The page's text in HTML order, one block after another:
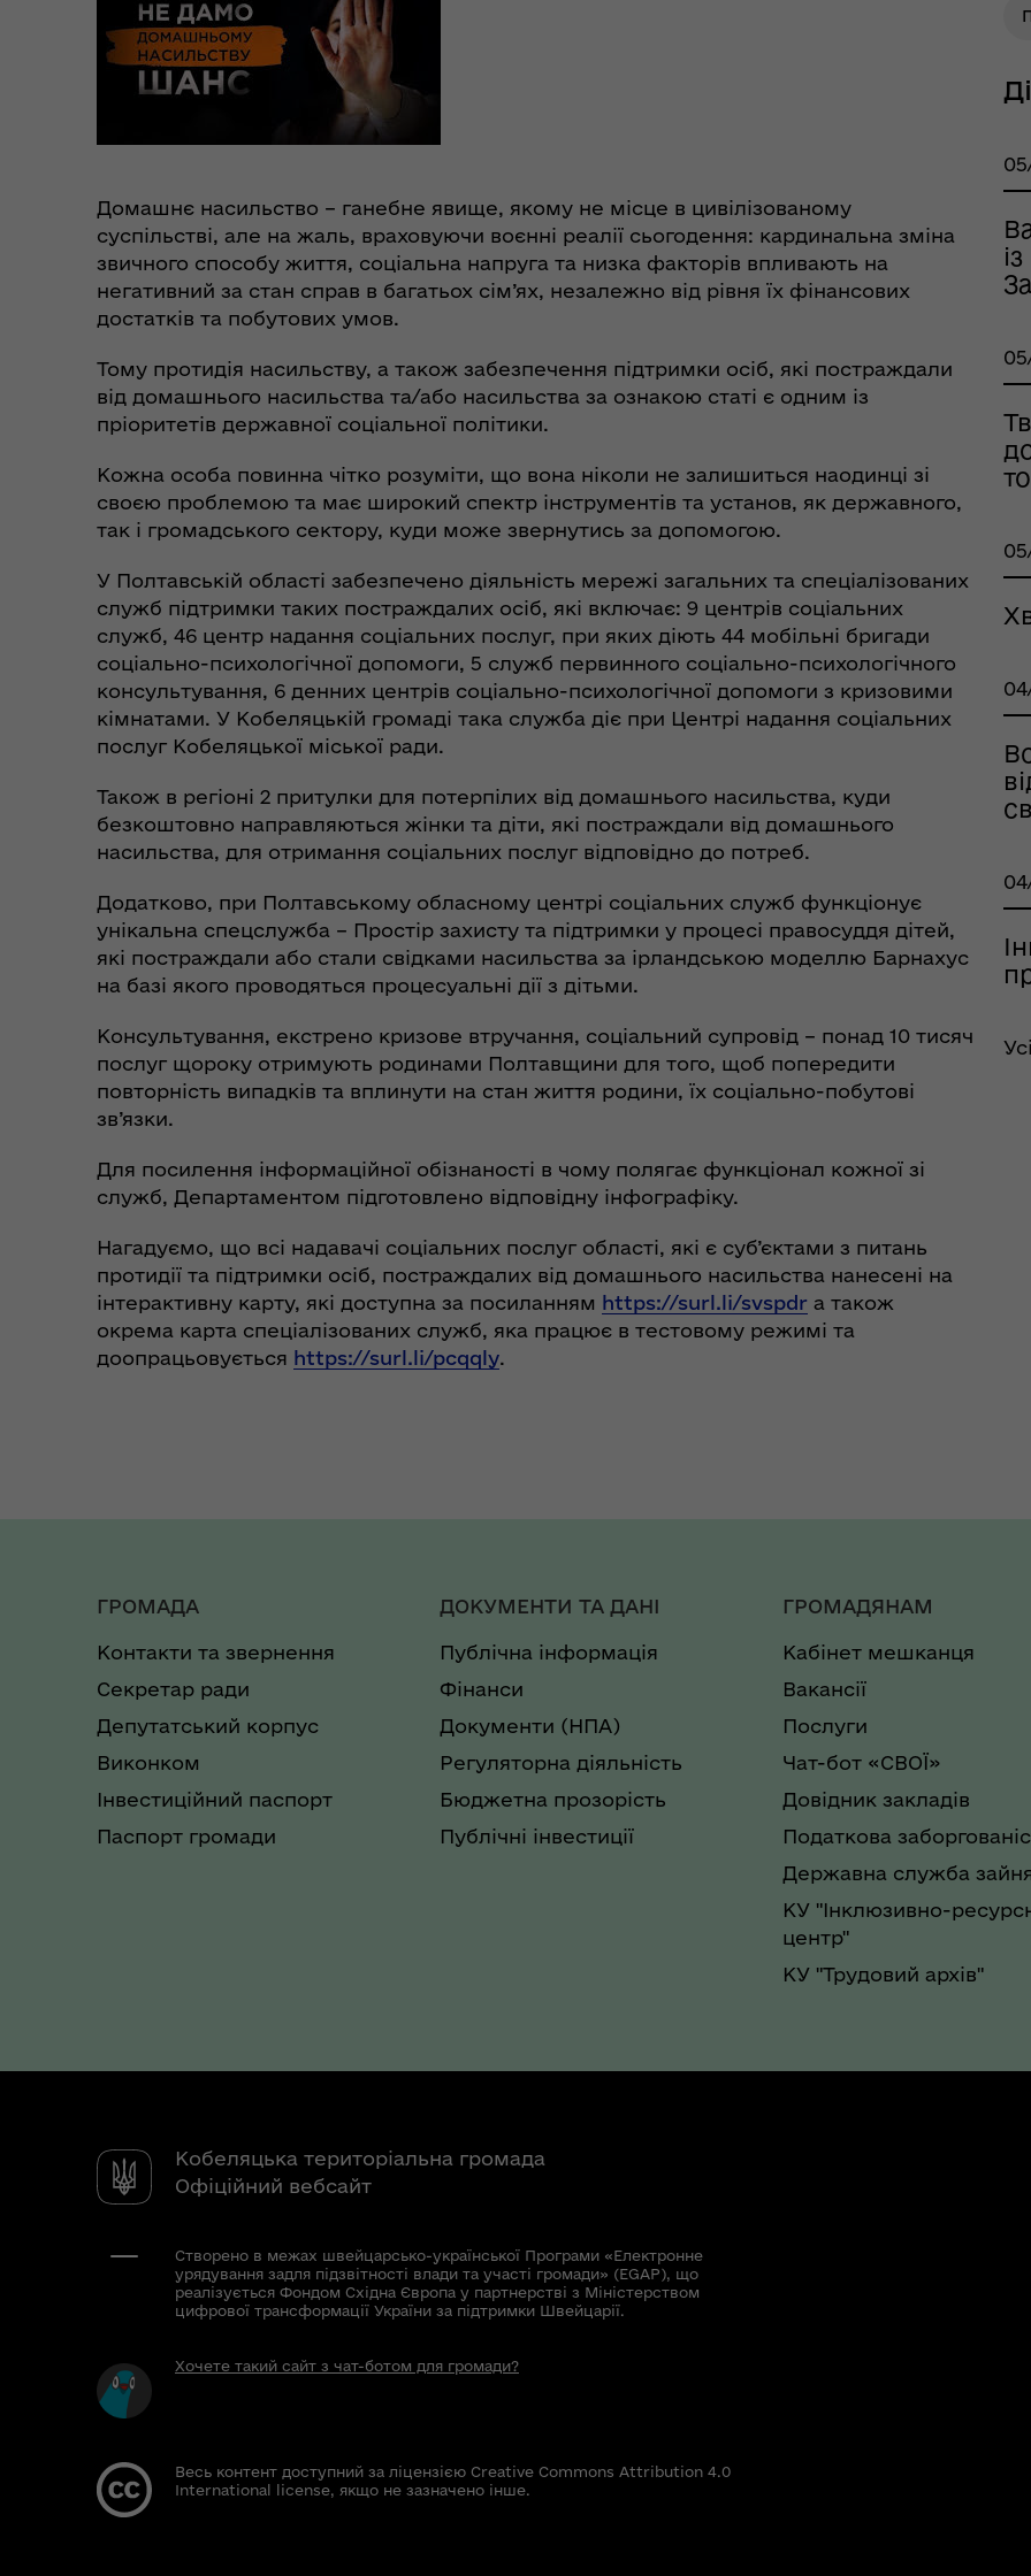
єВідновлення
Пункти незламності та
укриття
Дії населення при
небезпечних подіях та
надзвичайних ситуаціях
Безоплатна правнича
допомога
Координаційний штаб з
питань поводження з
військовополоненими
(КШППВ)
Домашнє насильство – ганебне явище, якому не місце в цивілізованому
суспільстві, але на жаль, враховуючи воєнні реалії сьогодення: кардинальна зміна
звичного способу життя, соціальна напруга та низка факторів впливають на
негативний за стан справ в багатьох сім’ях, незалежно від рівня їх фінансових
достатків та побутових умов.
Тому протидія насильству, а також забезпечення підтримки осіб, які постраждали
від домашнього насильства та/або насильства за ознакою статі є одним із
пріоритетів державної соціальної політики.
Кожна особа повинна чітко розуміти, що вона ніколи не залишиться наодинці зі
своєю проблемою та має широкий спектр інструментів та установ, як державного,
так і громадського сектору, куди може звернутись за допомогою.
У Полтавській області забезпечено діяльність мережі загальних та спеціалізованих
служб підтримки таких постраждалих осіб, які включає: 9 центрів соціальних
служб, 46 центр надання соціальних послуг, при яких діють 44 мобільні бригади
соціально-психологічної допомоги, 5 служб первинного соціально-психологічного
консультування, 6 денних центрів соціально-психологічної допомоги з кризовими
кімнатами. У Кобеляцькій громаді така служба діє при Центрі надання соціальних
послуг Кобеляцької міської ради.
Також в регіоні 2 притулки для потерпілих від домашнього насильства, куди
безкоштовно направляються жінки та діти, які постраждали від домашнього
насильства, для отримання соціальних послуг відповідно до потреб.
Додатково, при Полтавському обласному центрі соціальних служб функціонує
унікальна спецслужба – Простір захисту та підтримки у процесі правосуддя дітей,
які постраждали або стали свідками насильства за ірландською моделлю Барнахус
на базі якого проводяться процесуальні дії з дітьми.
Консультування, екстрено кризове втручання, соціальний супровід – понад 10 тисяч
послуг щороку отримують родинами Полтавщини для того, щоб попередити
повторність випадків та вплинути на стан життя родини, їх соціально-побутові
зв’язки.
Для посилення інформаційної обізнаності в чому полягає функціонал кожної зі
служб, Департаментом підготовлено відповідну інфографіку.
Нагадуємо, що всі надавачі соціальних послуг області, які є суб’єктами з питань
протидії та підтримки осіб, постраждалих від домашнього насильства нанесені на
інтерактивну карту, які доступна за посиланням https://surl.li/svspdr а також
окрема карта спеціалізованих служб, яка працює в тестовому режимі та
доопрацьовується https://surl.li/pcqqly.
ГРОМАДА
Контакти та звернення
Секретар ради
Депутатський корпус
Виконком
Інвестиційний паспорт
Паспорт громади
ДОКУМЕНТИ ТА ДАНІ
Публічна інформація
Фінанси
Документи (НПА)
Регуляторна діяльність
Бюджетна прозорість
Публічні інвестиції
ГРОМАДЯНАМ
Кабінет мешканця
Вакансії
Послуги
Чат-бот «СВОЇ»
Довідник закладів
Податкова
Державна служба
КУ "Інклюзивно-
центр"
КУ "Трудовий архів"
Кобеляцька територіальна громада
Офіційний вебсайт
Створено в межах швейцарсько-української Програми «Електронне
урядування задля підзвітності влади та участі громади» (EGAP), що
реалізується Фондом Східна Європа у партнерстві з Міністерством
цифрової трансформації України за підтримки Швейцарії.
Хочете такий сайт з чат-ботом для громади?
Весь контент доступний за ліцензією Creative Commons Attribution 4.0
International license, якщо не зазначено інше.